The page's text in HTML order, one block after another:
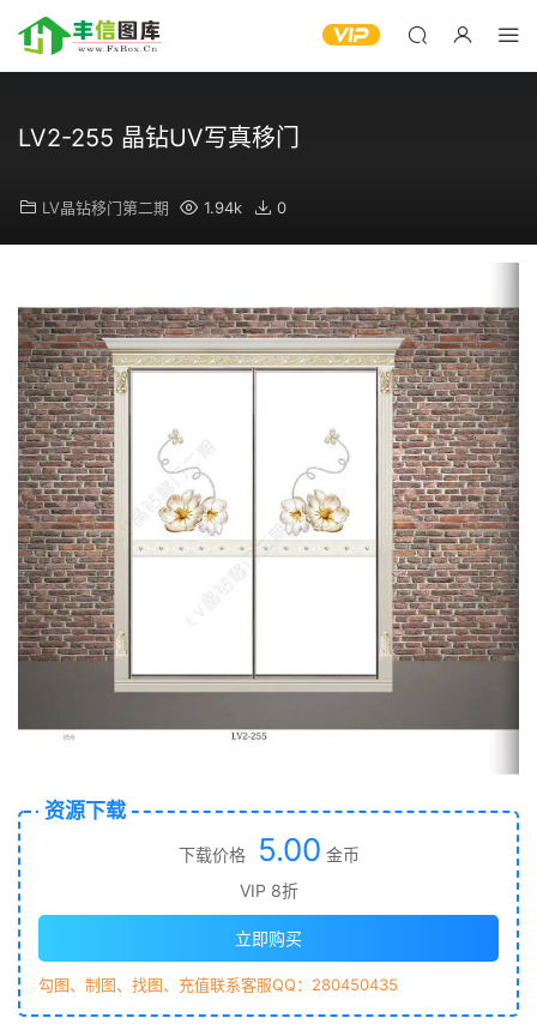
LV2-255 晶钻UV写真移门
LV晶钻移门第二期 1.94k 0
资源下载
下载价格 5.00 金币
VIP 8折
立即购买
勾图、制图、找图、充值联系客服QQ：280450435